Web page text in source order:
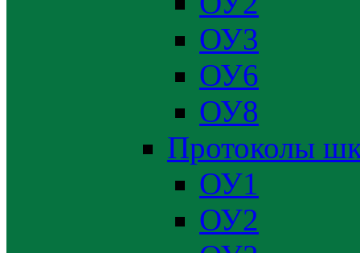
ОУ3
ОУ6
ОУ8
Протоколы
ОУ1
ОУ2